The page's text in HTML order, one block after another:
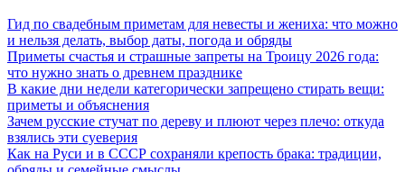
Гид по свадебным приметам для невесты и жениха: что можно
и нельзя делать, выбор даты, погода и обряды
Приметы счастья и страшные запреты на Троицу 2026 года:
что нужно знать о древнем празднике
В какие дни недели категорически запрещено стирать вещи:
приметы и объяснения
Зачем русские стучат по дереву и плюют через плечо: откуда
взялись эти суеверия
Как на Руси и в СССР сохраняли крепость брака: традиции,